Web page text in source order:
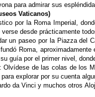
para admirar sus
Vaticanos)
por la Roma Imperial,
desde prácticamente
un paseo por la Piazza del
Roma, aproximadamente
guía por el primer nivel,
de las colas de los
explorar por su cuenta
da Vinci y muchos otros